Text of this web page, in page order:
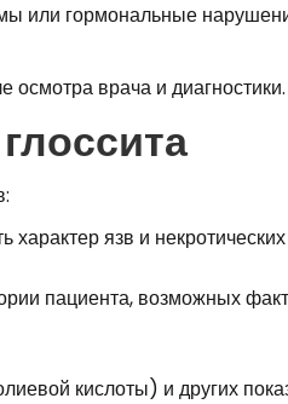
или гормональные
осмотра врача и диагностики.
язв и
пациента, возможных
кислоты) и других